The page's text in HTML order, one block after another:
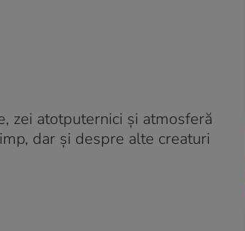
zei atotputernici și atmosferă
dar și despre alte creaturi